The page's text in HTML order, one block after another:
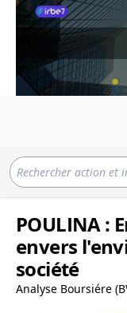
POULINA :
envers
société
Analyse Boursiére